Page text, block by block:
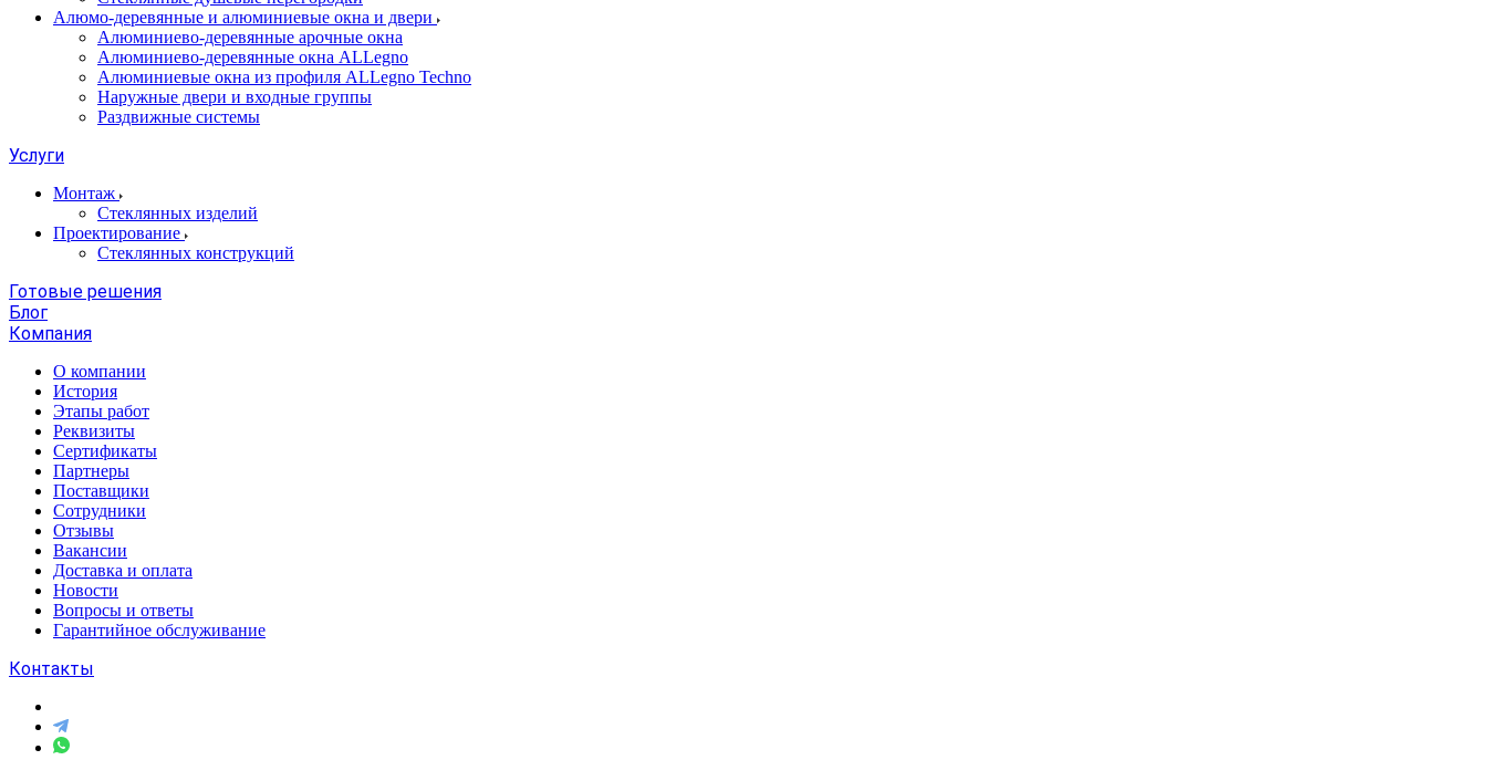
Алюмо-деревянные и алюминиевые окна и двери
Алюминиево-деревянные арочные окна
Алюминиево-деревянные окна ALLegno
Алюминиевые окна из профиля ALLegno Techno
Наружные двери и входные группы
Раздвижные системы
Услуги
Монтаж
Стеклянных изделий
Проектирование
Стеклянных конструкций
Готовые решения
Блог
Компания
О компании
История
Этапы работ
Реквизиты
Сертификаты
Партнеры
Поставщики
Сотрудники
Отзывы
Вакансии
Доставка и оплата
Новости
Вопросы и ответы
Гарантийное обслуживание
Контакты